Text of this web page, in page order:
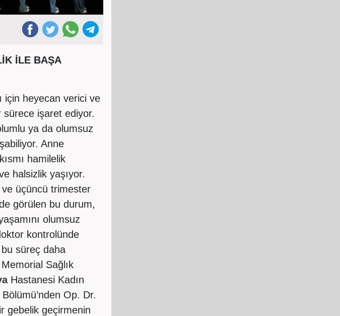
İLE BAŞA
için heyecan verici ve
işaret ediyor.
ya da olumsuz
Anne
hamilelik
halsizlik yaşıyor.
üçüncü trimester
görülen bu durum,
olumsuz
kontrolünde
bu süreç daha
Sağlık
Hastanesi Kadın
Op. Dr.
gebelik geçirmenin